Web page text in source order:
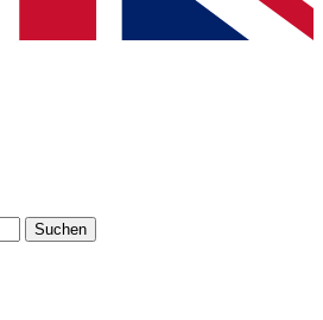
Suchen